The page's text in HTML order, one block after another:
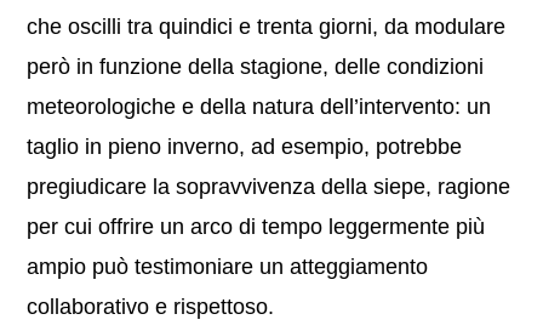
che oscilli tra quindici e trenta giorni, da modulare
però in funzione della stagione, delle condizioni
meteorologiche e della natura dell’intervento: un
taglio in pieno inverno, ad esempio, potrebbe
pregiudicare la sopravvivenza della siepe, ragione
per cui offrire un arco di tempo leggermente più
ampio può testimoniare un atteggiamento
collaborativo e rispettoso.